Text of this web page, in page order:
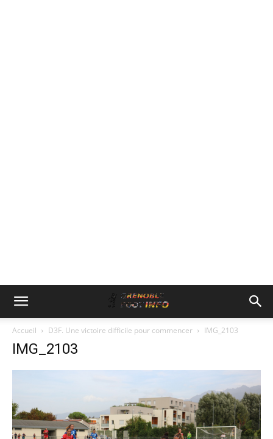
Accueil D3F. Une victoire difficile pour commencer IMG_2103
IMG_2103